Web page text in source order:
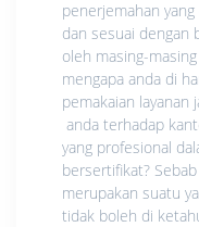
penerjemahan
dan sesuai dengan
oleh masing-
mengapa anda di
pemakaian layanan
anda terhadap
yang profesional
bersertifikat?
merupakan suatu
tidak boleh di